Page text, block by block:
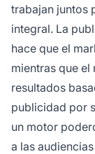
trabajan juntos
integral. La
hace que el
mientras que
resultados
publicidad por
un motor
a las